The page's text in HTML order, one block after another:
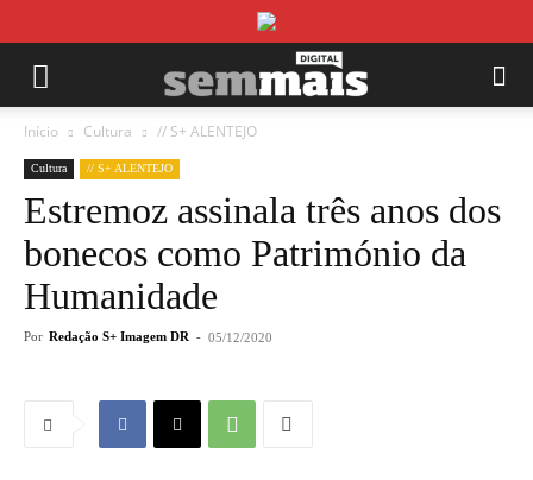
Início Cultura // S+ ALENTEJO
Cultura // S+ ALENTEJO
Estremoz assinala três anos dos
bonecos como Património da
Humanidade
Por Redação S+ Imagem DR - 05/12/2020